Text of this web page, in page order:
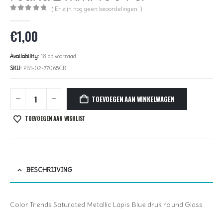
( Er zijn nog geen beoordelingen. )
€1,00
Availability: 18 op voorraad
SKU: PB1-02-77065CR
TOEVOEGEN AAN WINKELWAGEN
TOEVOEGEN AAN WISHLIST
BESCHRIJVING
Color Trends Saturated Metallic Lapis Blue druk round Glass